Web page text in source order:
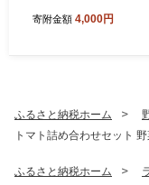
プー 雑貨 日用品 犬用シ
寄附金額 4,000円
ふるさと納税ホーム
トマト詰め合わせセット
ふるさと納税ホーム